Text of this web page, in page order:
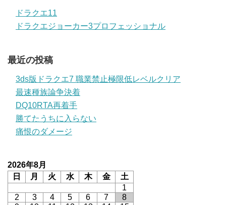
ドラクエ11
ドラクエジョーカー3プロフェッショナル
最近の投稿
3ds版ドラクエ7 職業禁止極限低レベルクリア
最速種族論争決着
DQ10RTA再着手
勝てたうちに入らない
痛恨のダメージ
2026年8月
日
月 火 水 木 金 土
1
2
3 4 5 6 7
8